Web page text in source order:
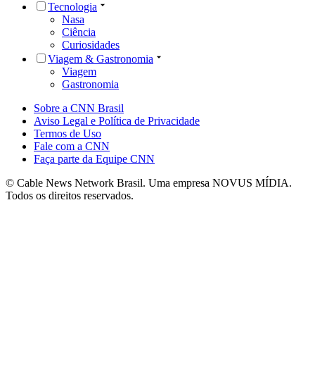
Tecnologia
Nasa
Ciência
Curiosidades
Viagem & Gastronomia
Viagem
Gastronomia
Sobre a CNN Brasil
Aviso Legal e Política de Privacidade
Termos de Uso
Fale com a CNN
Faça parte da Equipe CNN
© Cable News Network Brasil. Uma empresa NOVUS MÍDIA.
Todos os direitos reservados.